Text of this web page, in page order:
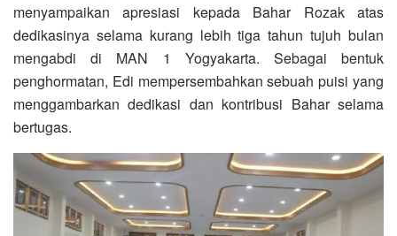
menyampaikan apresiasi kepada Bahar Rozak atas
dedikasinya selama kurang lebih tiga tahun tujuh bulan
mengabdi di MAN 1 Yogyakarta. Sebagai bentuk
penghormatan, Edi mempersembahkan sebuah puisi yang
menggambarkan dedikasi dan kontribusi Bahar selama
bertugas.